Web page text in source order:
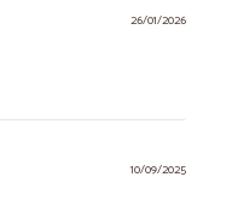
26/01/2026
10/09/2025